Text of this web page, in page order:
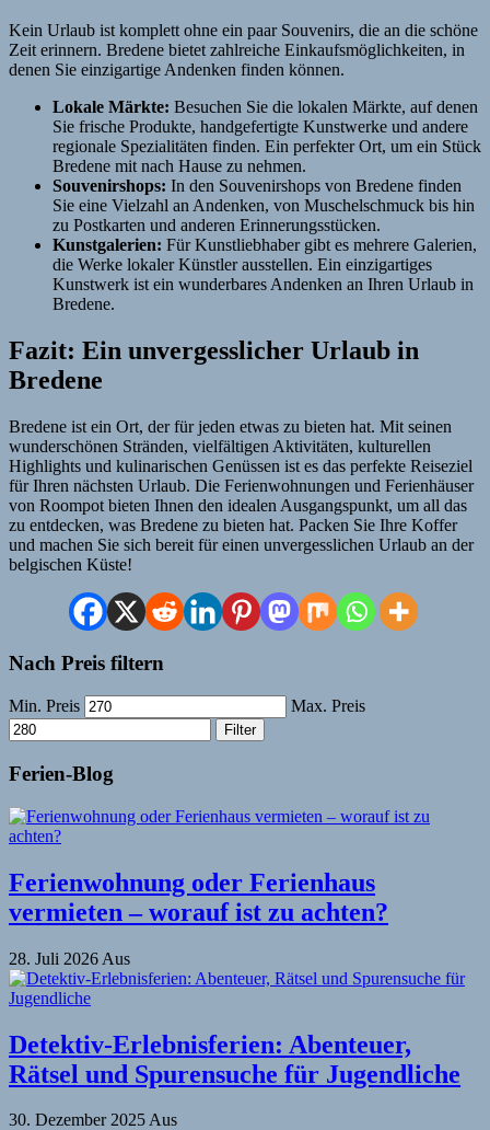
Kein Urlaub ist komplett ohne ein paar Souvenirs, die an die schöne
Zeit erinnern. Bredene bietet zahlreiche Einkaufsmöglichkeiten, in
denen Sie einzigartige Andenken finden können.
Lokale Märkte: Besuchen Sie die lokalen Märkte, auf denen
Sie frische Produkte, handgefertigte Kunstwerke und andere
regionale Spezialitäten finden. Ein perfekter Ort, um ein Stück
Bredene mit nach Hause zu nehmen.
Souvenirshops: In den Souvenirshops von Bredene finden
Sie eine Vielzahl an Andenken, von Muschelschmuck bis hin
zu Postkarten und anderen Erinnerungsstücken.
Kunstgalerien: Für Kunstliebhaber gibt es mehrere Galerien,
die Werke lokaler Künstler ausstellen. Ein einzigartiges
Kunstwerk ist ein wunderbares Andenken an Ihren Urlaub in
Bredene.
Fazit: Ein unvergesslicher Urlaub in
Bredene
Bredene ist ein Ort, der für jeden etwas zu bieten hat. Mit seinen
wunderschönen Stränden, vielfältigen Aktivitäten, kulturellen
Highlights und kulinarischen Genüssen ist es das perfekte Reiseziel
für Ihren nächsten Urlaub. Die Ferienwohnungen und Ferienhäuser
von Roompot bieten Ihnen den idealen Ausgangspunkt, um all das
zu entdecken, was Bredene zu bieten hat. Packen Sie Ihre Koffer
und machen Sie sich bereit für einen unvergesslichen Urlaub an der
belgischen Küste!
Nach Preis filtern
Min. Preis Max. Preis
Filter
Ferien-Blog
Ferienwohnung oder Ferienhaus
vermieten – worauf ist zu achten?
28. Juli 2026 Aus
Detektiv-Erlebnisferien: Abenteuer,
Rätsel und Spurensuche für Jugendliche
30. Dezember 2025Aus